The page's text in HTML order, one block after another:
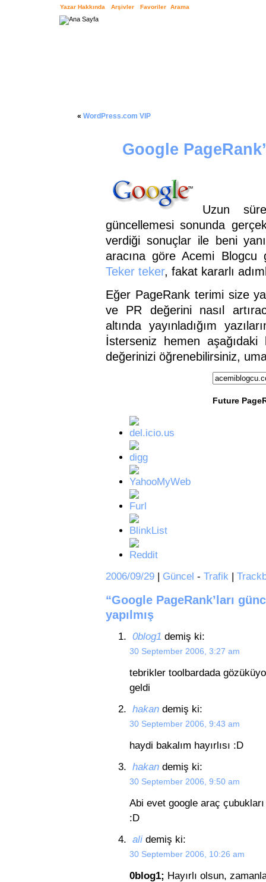
Yazar Hakkında Arşivler Favoriler Arama
« WordPress.com VIP
Google
Uzun
güncellemesi sonunda
verdiği sonuçlar ile beni
aracına göre Acemi Blogcu
Teker teker, fakat kararlı
Eğer PageRank terimi size
ve PR değerini nasıl
altında yayınladığım
İsterseniz hemen
değerinizi öğrenebilirsiniz,
Future
2006/09/29| Güncel - Trafik |
“Google PageRank’ları
yapılmış
0blog1 demiş ki:
30 September 2006, 3:27 am
tebrikler toolbardada
geldi
hakandemiş ki:
30 September 2006, 9:43 am
haydi bakalım hayırlısı :D
hakandemiş ki:
30 September 2006, 9:50 am
Abi evet google araç
:D
alidemiş ki:
30 September 2006, 10:26 am
0blog1; Hayırlı olsun,